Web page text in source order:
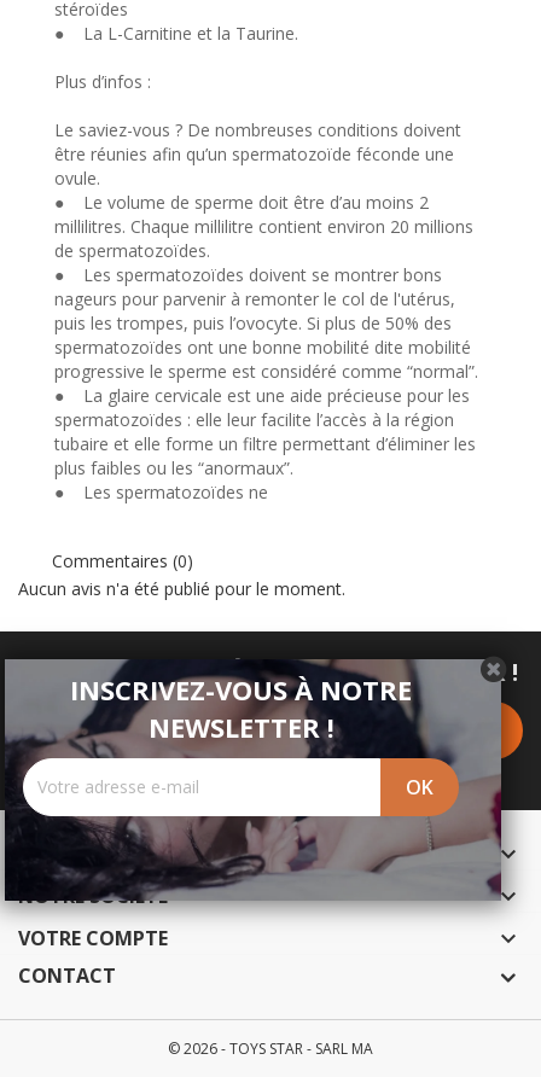
stéroïdes
● La L-Carnitine et la Taurine.
Plus d’infos :
Le saviez-vous ? De nombreuses conditions doivent
être réunies afin qu’un spermatozoïde féconde une
ovule.
● Le volume de sperme doit être d’au moins 2
millilitres. Chaque millilitre contient environ 20 millions
de spermatozoïdes.
● Les spermatozoïdes doivent se montrer bons
nageurs pour parvenir à remonter le col de l'utérus,
puis les trompes, puis l’ovocyte. Si plus de 50% des
spermatozoïdes ont une bonne mobilité dite mobilité
progressive le sperme est considéré comme “normal”.
● La glaire cervicale est une aide précieuse pour les
spermatozoïdes : elle leur facilite l’accès à la région
tubaire et elle forme un filtre permettant d’éliminer les
plus faibles ou les “anormaux”.
● Les spermatozoïdes ne
Commentaires (0)
Aucun avis n'a été publié pour le moment.
INSCRIVEZ-VOUS À NOTRE NEWSLETTER !
INSCRIVEZ-VOUS À NOTRE
NEWSLETTER !
PRODUITS 
NOTRE SOCIÉTÉ 
VOTRE COMPTE 
CONTACT
© 2026 - TOYS STAR - SARL MA